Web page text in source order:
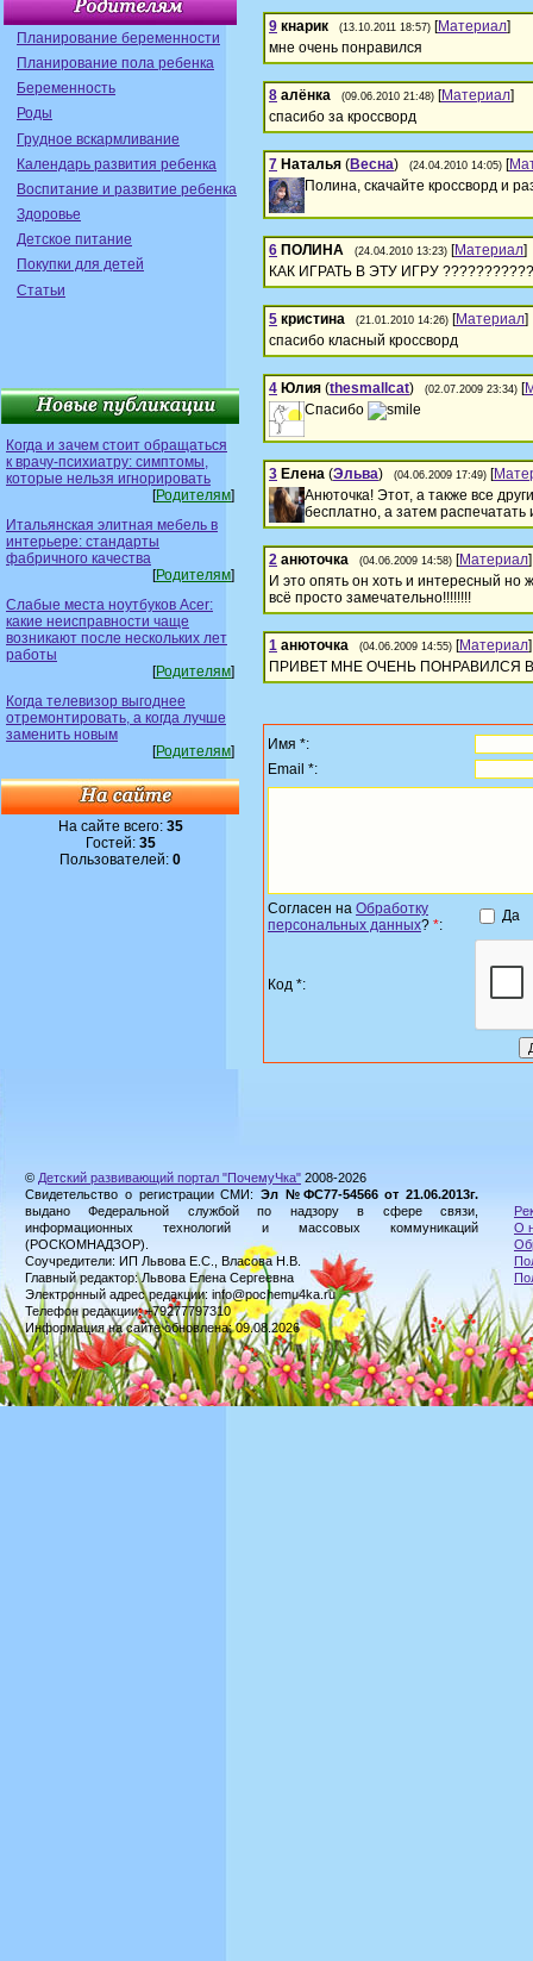
Планирование беременности
Планирование пола ребенка
Беременность
Роды
Грудное вскармливание
Календарь развития ребенка
Воспитание и развитие ребенка
Здоровье
Детское питание
Покупки для детей
Статьи
Когда и зачем стоит обращаться
к врачу-психиатру: симптомы,
которые нельзя игнорировать
[Родителям]
Итальянская элитная мебель в
интерьере: стандарты
фабричного качества
[Родителям]
Слабые места ноутбуков Acer:
какие неисправности чаще
возникают после нескольких лет
работы
[Родителям]
Когда телевизор выгоднее
отремонтировать, а когда лучше
заменить новым
[Родителям]
На сайте всего: 35
Гостей: 35
Пользователей: 0
9 кнарик (13.10.2011 18:57) [Материал]
мне очень понравился
8 алёнка (09.06.2010 21:48) [Материал]
спасибо за кроссворд
7 Наталья (Весна) (24.04.2010 14:05) [
Полина, скачайте кроссворд и
6 ПОЛИНА (24.04.2010 13:23) [Материал]
КАК ИГРАТЬ В ЭТУ ИГРУ
5 кристина (21.01.2010 14:26) [Материал]
спасибо класный кроссворд
4 Юлия (thesmallcat) (02.07.2009 23:34) [
Спасибо
3 Елена (Эльва) (04.06.2009 17:49) [
Анюточка! Этот, а также все
бесплатно, а затем распечатать
2 анюточка (04.06.2009 14:58) [Материал]
И это опять он хоть и интересный но
всё просто замечательно!!!!!!!!
1 анюточка (04.06.2009 14:55) [Материал]
ПРИВЕТ МНЕ ОЧЕНЬ ПОНРАВИЛСЯ
Имя *:
Email *:
Согласен на Обработку
персональных данных? *:
Да
Код *:
© Детский развивающий портал "ПочемуЧка" 2008-2026
Свидетельство о регистрации СМИ: Эл №ФС77-54566 от 21.06.2013г.
выдано Федеральной службой по надзору в сфере связи,
информационных технологий и массовых коммуникаций
(РОСКОМНАДЗОР).
Соучредители: ИП Львова Е.С., Власова Н.В.
Главный редактор: Львова Елена Сергеевна
Электронный адрес редакции: info@pochemu4ka.ru
Телефон редакции: +79277797310
Информация на сайте обновлена: 09.08.2026
О